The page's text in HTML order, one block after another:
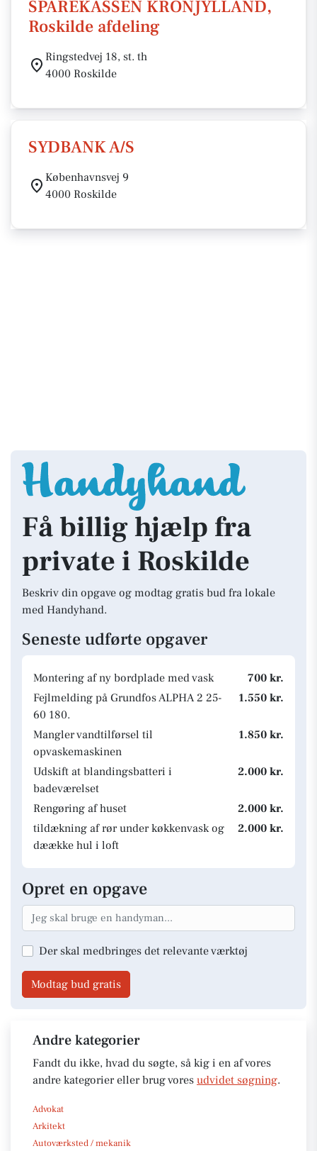
SPAREKASSEN KRONJYLLAND,
Roskilde afdeling
Ringstedvej 18, st. th
4000 Roskilde
SYDBANK A/S
Københavnsvej 9
4000 Roskilde
Få billig hjælp fra
private i Roskilde
Beskriv din opgave og modtag gratis bud fra lokale
med Handyhand.
Seneste udførte opgaver
Montering af ny bordplade med vask
700 kr.
Fejlmelding på Grundfos ALPHA 2 25-
60 180.
1.550 kr.
Mangler vandtilførsel til
opvaskemaskinen
1.850 kr.
Udskift at blandingsbatteri i
badeværelset
2.000 kr.
Rengøring af huset
2.000 kr.
tildækning af rør under køkkenvask og
dæække hul i loft
2.000 kr.
Opret en opgave
Der skal medbringes det relevante værktøj
Modtag bud gratis
Andre kategorier
Fandt du ikke, hvad du søgte, så kig i en af vores
andre kategorier eller brug vores udvidet søgning.
Advokat
Arkitekt
Autoværksted / mekanik